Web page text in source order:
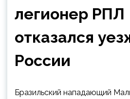
легионер РПЛ
отказался
России
Бразильский нападающий